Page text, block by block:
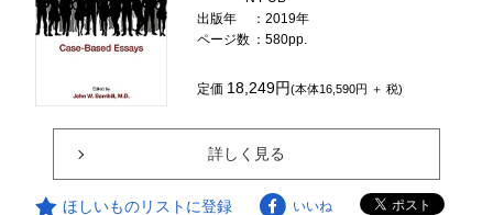
出版年
：2019年
ページ数 ：580pp.
定価 18,249円(本体16,590円 ＋ 税)
詳しく見る
ほしいものリストに登録 いいね